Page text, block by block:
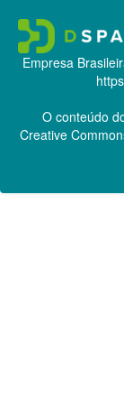
Empresa
O conteúdo
Creative